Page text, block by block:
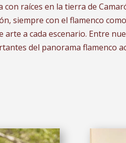
raíces en la tierra de
siempre con el flamenco
a cada escenario. Entre
del panorama flamenco